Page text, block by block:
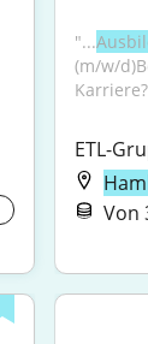
"...
(m/w/
ETL-
Von